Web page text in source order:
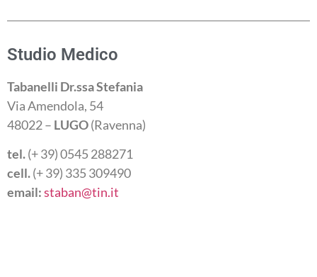
Studio Medico
Tabanelli Dr.ssa Stefania
Via Amendola, 54
48022 – LUGO(Ravenna)
tel.(+ 39) 0545 288271
cell.(+ 39) 335 309490
email:staban@tin.it